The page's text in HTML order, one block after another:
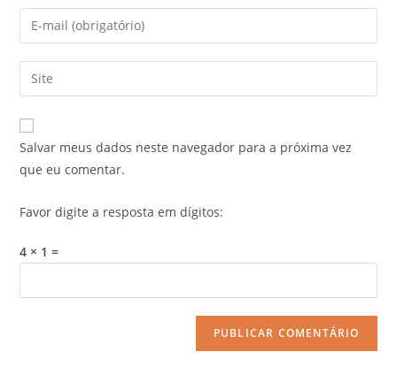
Salvar meus dados neste navegador para a próxima vez
que eu comentar.
Favor digite a resposta em dígitos:
4 × 1 =